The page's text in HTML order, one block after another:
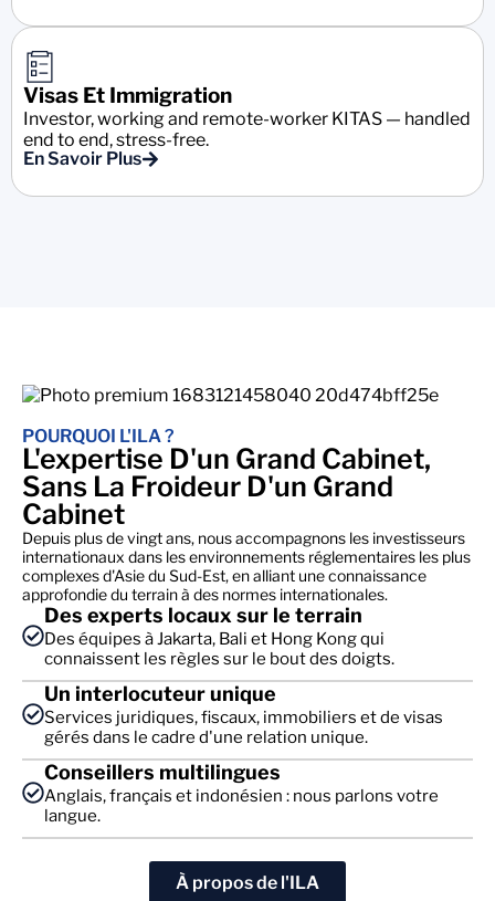
Visas Et Immigration
Investor, working and remote-worker KITAS — handled
end to end, stress-free.
En Savoir Plus
POURQUOI L'ILA ?
L'expertise D'un Grand Cabinet,
Sans La Froideur D'un Grand
Cabinet
Depuis plus de vingt ans, nous accompagnons les investisseurs
internationaux dans les environnements réglementaires les plus
complexes d'Asie du Sud-Est, en alliant une connaissance
approfondie du terrain à des normes internationales.
Des experts locaux sur le terrain
Des équipes à Jakarta, Bali et Hong Kong qui
connaissent les règles sur le bout des doigts.
Un interlocuteur unique
Services juridiques, fiscaux, immobiliers et de visas
gérés dans le cadre d'une relation unique.
Conseillers multilingues
Anglais, français et indonésien : nous parlons votre
langue.
À propos de l'ILA